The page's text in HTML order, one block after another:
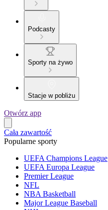
Podcasty
Sporty na żywo
Stacje w pobliżu
Otwórz app
Cała zawartość
Popularne sporty
UEFA Champions League
UEFA Europa League
Premier League
NFL
NBA Basketball
Major League Baseball